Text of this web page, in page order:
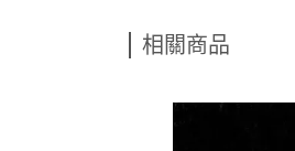
相關商品